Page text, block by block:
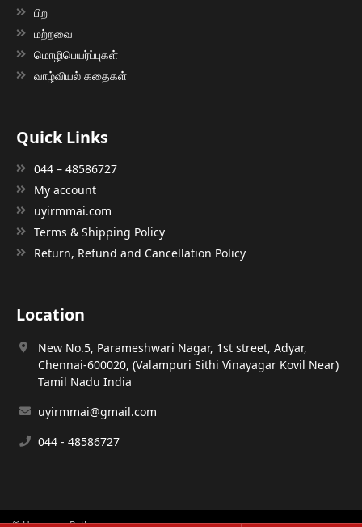
பிற
மற்றவை
மொழிபெயர்ப்புகள்
வாழ்வியல் கதைகள்
Quick Links
044 – 48586727
My account
uyirmmai.com
Terms & Shipping Policy
Return, Refund and Cancellation Policy
Location
New No.5, Parameshwari Nagar, 1st street, Adyar,
Chennai-600020, (Valampuri Sithi Vinayagar Kovil Near)
Tamil Nadu India
uyirmmai@gmail.com
044 - 48586727